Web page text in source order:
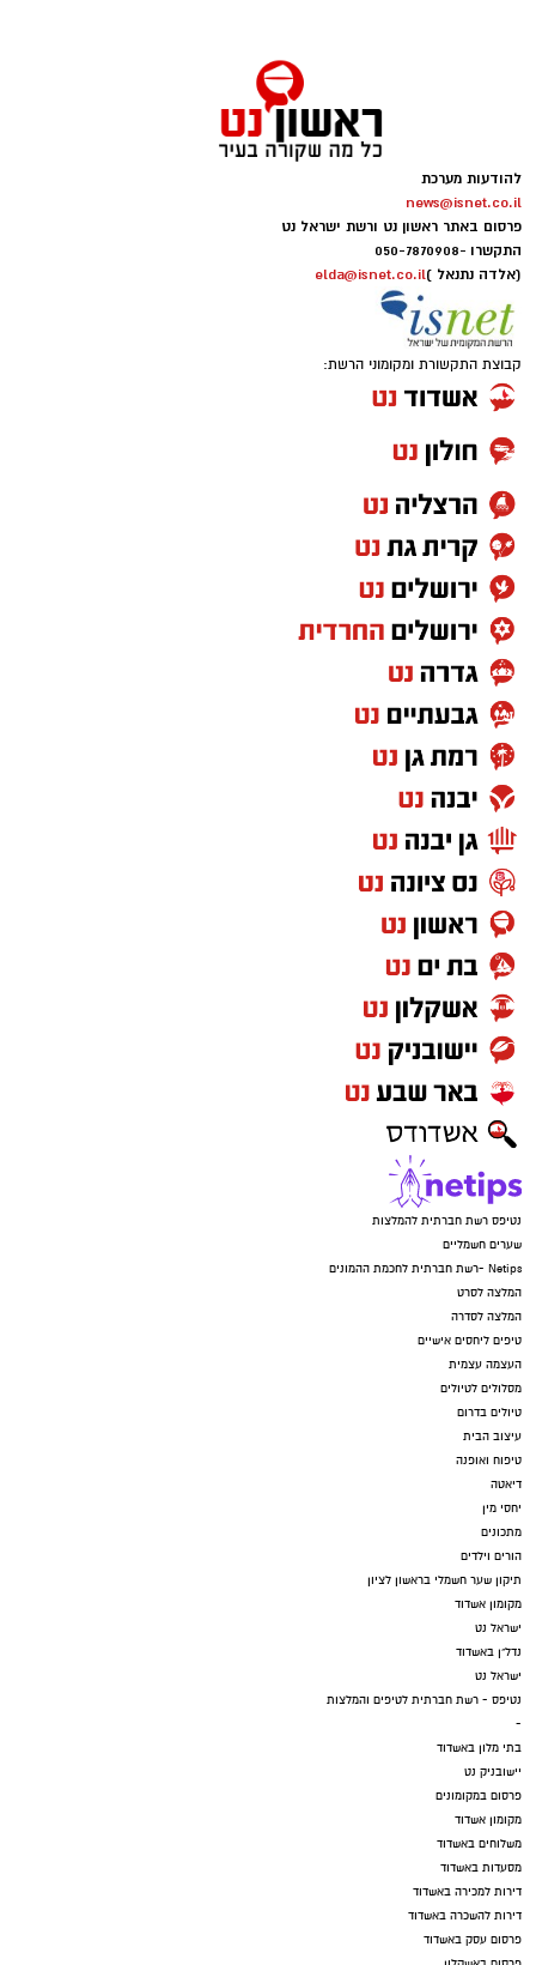
להודעות מערכת
news@isnet.co.il
פרסום באתר ראשון נט ורשת ישראל נט
התקשרו -050-7870908
(אלדה נתנאל )elda@isnet.co.il
קבוצת התקשורת ומקומוני הרשת:
נטיפס רשת חברתית להמלצות
שערים חשמליים
Netips -רשת חברתית לחכמת ההמונים
המלצה לסרט
המלצה לסדרה
טיפים ליחסים אישיים
העצמה עצמית
מסלולים לטיולים
טיולים בדרום
עיצוב הבית
טיפוח ואופנה
דיאטה
יחסי מין
מתכונים
הורים וילדים
תיקון שער חשמלי בראשון לציון
מקומון אשדוד
ישראל נט
נדל"ן באשדוד
ישראל נט
נטיפס - רשת חברתית לטיפים והמלצות
-
בתי מלון באשדוד
יישובניק נט
פרסום במקומונים
מקומון אשדוד
משלוחים באשדוד
מסעדות באשדוד
דירות למכירה באשדוד
דירות להשכרה באשדוד
פרסום עסק באשדוד